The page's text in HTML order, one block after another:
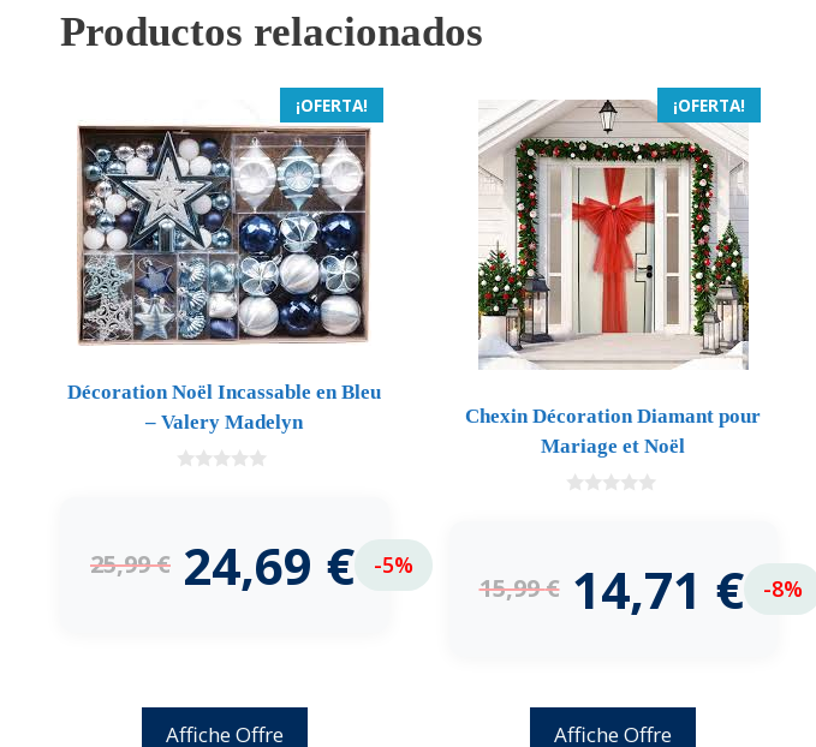
Productos relacionados
¡OFERTA!
Décoration Noël Incassable en Bleu
– Valery Madelyn
25,99€ 24,69 € -5%
Affiche Offre
¡OFERTA!
Chexin Décoration Diamant pour
Mariage et Noël
15,99€ 14,71 € -8%
Affiche Offre